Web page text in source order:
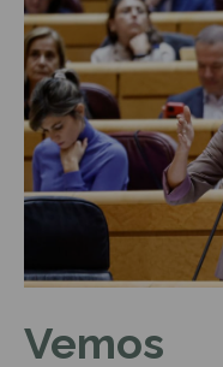
Vemos